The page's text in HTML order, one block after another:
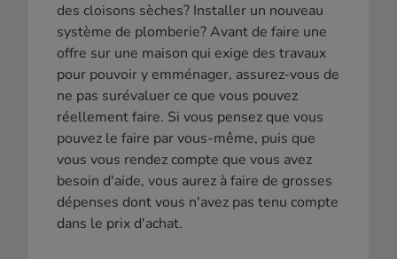
des cloisons sèches? Installer un nouveau
système de plomberie? Avant de faire une
offre sur une maison qui exige des travaux
pour pouvoir y emménager, assurez-vous de
ne pas surévaluer ce que vous pouvez
réellement faire. Si vous pensez que vous
pouvez le faire par vous-même, puis que
vous vous rendez compte que vous avez
besoin d'aide, vous aurez à faire de grosses
dépenses dont vous n'avez pas tenu compte
dans le prix d'achat.